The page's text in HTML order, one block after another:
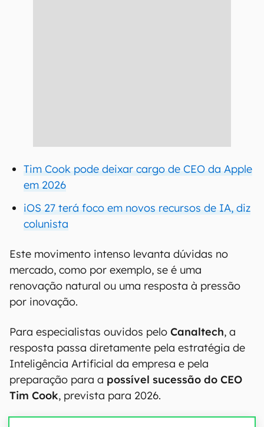
Tim Cook pode deixar cargo de CEO da Apple
em 2026
iOS 27 terá foco em novos recursos de IA, diz
colunista
Este movimento intenso levanta dúvidas no
mercado, como por exemplo, se é uma
renovação natural ou uma resposta à pressão
por inovação.
Para especialistas ouvidos pelo Canaltech, a
resposta passa diretamente pela estratégia de
Inteligência Artificial da empresa e pela
preparação para a possível sucessão do CEO
Tim Cook, prevista para 2026.